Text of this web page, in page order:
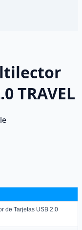
TRAVEL
de Tarjetas USB 2.0